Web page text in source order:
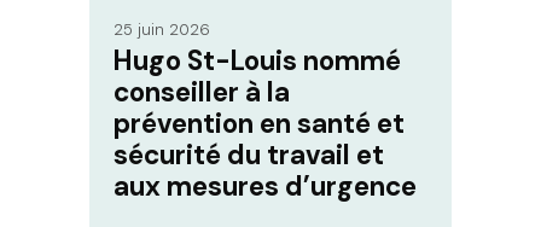
25 juin 2026
Hugo St-Louis nommé
conseiller à la
prévention en santé et
sécurité du travail et
aux mesures d’urgence